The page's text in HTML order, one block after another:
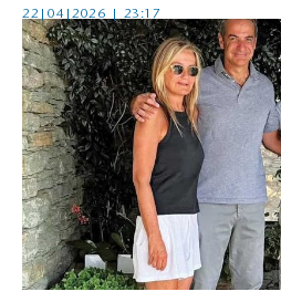
22|04|2026 | 23:17